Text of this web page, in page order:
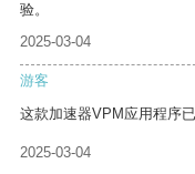
验。
2025-03-04
游客
这款加速器VPM应用程序
2025-03-04